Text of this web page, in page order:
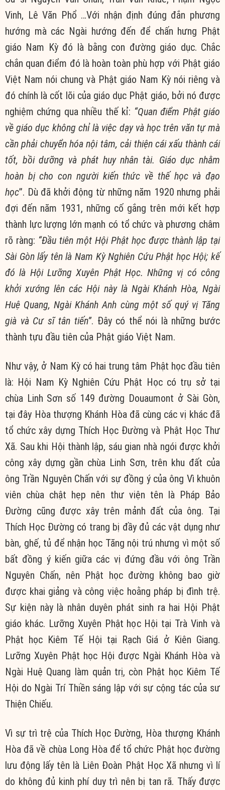
Vinh, Lê Văn Phổ …Với nhận định đúng đắn phương
hướng mà các Ngài hướng đến để chấn hưng Phật
giáo Nam Kỳ đó là bằng con đường giáo dục. Chắc
chắn quan điểm đó là hoàn toàn phù hợp với Phật giáo
Việt Nam nói chung và Phật giáo Nam Kỳ nói riêng và
đó chính là cốt lõi của giáo dục Phật giáo, bởi nó được
nghiệm chứng qua nhiều thế kỉ: “Quan điểm Phật giáo
về giáo dục không chỉ là việc dạy và học trên văn tự mà
cần phải chuyển hóa nội tâm, cải thiện cái xấu thành cái
tốt, bồi dưỡng và phát huy nhân tài. Giáo dục nhằm
hoàn bị cho con người kiến thức về thế học và đạo
học”. Dù đã khởi động từ những năm 1920 nhưng phải
đợi đến năm 1931, những cố gắng trên mới kết hợp
thành lực lượng lớn mạnh có tổ chức và phương châm
rõ ràng: “Ðầu tiên một Hội Phật học được thành lập tại
Sài Gòn lấy tên là Nam Kỳ Nghiên Cứu Phật học Hội; kế
đó là Hội Lưỡng Xuyên Phật Học. Những vị có công
khởi xướng lên các Hội này là Ngài Khánh Hòa, Ngài
Huệ Quang, Ngài Khánh Anh cùng một số quý vị Tăng
già và Cư sĩ tân tiến”. Đây có thể nói là những bước
thành tựu đầu tiên của Phật giáo Việt Nam.
Như vậy, ở Nam Kỳ có hai trung tâm Phật học đầu tiên
là: Hội Nam Kỳ Nghiên Cứu Phật Học có trụ sở tại
chùa Linh Sơn số 149 đường Douaumont ở Sài Gòn,
tại đây Hòa thượng Khánh Hòa đã cùng các vị khác đã
tổ chức xây dựng Thích Học Đường và Phật Học Thư
Xã. Sau khi Hội thành lập, sáu gian nhà ngói được khởi
công xây dựng gần chùa Linh Sơn, trên khu đất của
ông Trần Nguyên Chấn với sự đồng ý của ông Vì khuôn
viên chùa chật hẹp nên thư viện tên là Pháp Bảo
Đường cũng được xây trên mảnh đất của ông. Tại
Thích Học Đường có trang bị đầy đủ các vật dụng như
bàn, ghế, tủ để nhận học Tăng nội trú nhưng vì một số
bất đồng ý kiến giữa các vị đứng đầu với ông Trần
Nguyên Chấn, nên Phật học đường không bao giờ
được khai giảng và công việc hoằng pháp bị đình trệ.
Sự kiện này là nhân duyên phát sinh ra hai Hội Phật
giáo khác. Lưỡng Xuyên Phật học Hội tại Trà Vinh và
Phật học Kiêm Tế Hội tại Rạch Giá ở Kiên Giang.
Lưỡng Xuyên Phật học Hội được Ngài Khánh Hòa và
Ngài Huệ Quang làm quản trị, còn Phật học Kiêm Tế
Hội do Ngài Trí Thiền sáng lập với sự cộng tác của sư
Thiện Chiếu.
Vì sự trì trệ của Thích Học Đường, Hòa thượng Khánh
Hòa đã về chùa Long Hòa để tổ chức Phật học đường
lưu động lấy tên là Liên Đoàn Phật Học Xã nhưng vì lí
do không đủ kinh phí duy trì nên bị tan rã. Thấy được